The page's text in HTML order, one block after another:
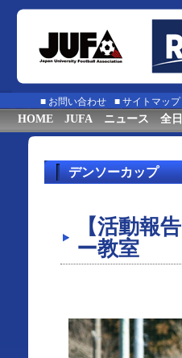
■ お問い合わせ ■ サイトマップ
HOME JUFA ニュース 全
デンソーカップ
【活動報
ー教室